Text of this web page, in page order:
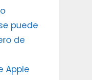
puede
de
Apple